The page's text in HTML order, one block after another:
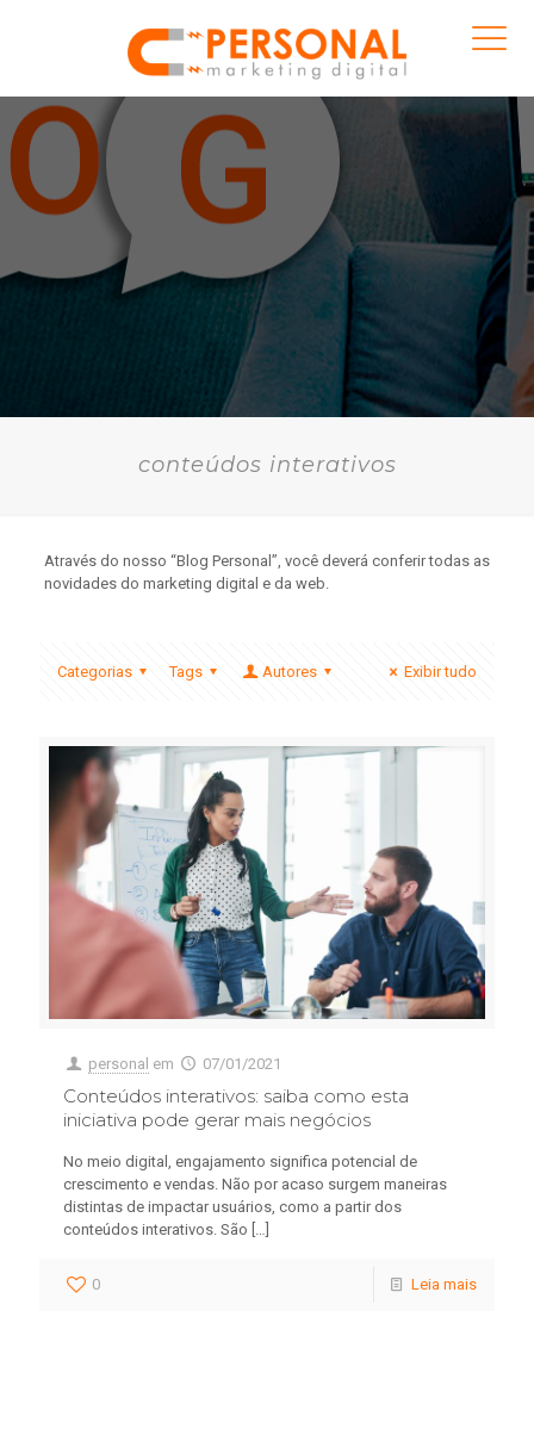
conteúdos interativos
Através do nosso “Blog Personal”, você deverá conferir todas as
novidades do marketing digital e da web.
Categorias Tags Autores Exibir tudo
personal em 07/01/2021
Conteúdos interativos: saiba como esta
iniciativa pode gerar mais negócios
No meio digital, engajamento significa potencial de
crescimento e vendas. Não por acaso surgem maneiras
distintas de impactar usuários, como a partir dos
conteúdos interativos. São
0 Leia mais